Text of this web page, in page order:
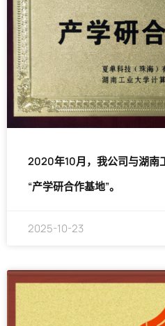
2020年10月，我公司与湖南
“产学研合作基地”。
2025-10-23